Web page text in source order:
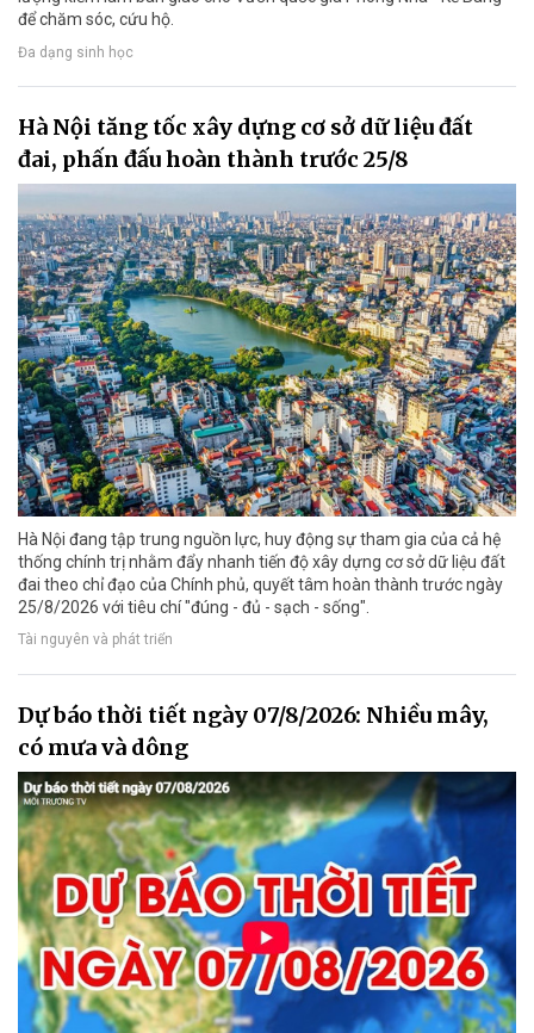
để chăm sóc, cứu hộ.
Đa dạng sinh học
Hà Nội tăng tốc xây dựng cơ sở dữ liệu đất
đai, phấn đấu hoàn thành trước 25/8
Hà Nội đang tập trung nguồn lực, huy động sự tham gia của cả hệ
thống chính trị nhằm đẩy nhanh tiến độ xây dựng cơ sở dữ liệu đất
đai theo chỉ đạo của Chính phủ, quyết tâm hoàn thành trước ngày
25/8/2026 với tiêu chí "đúng - đủ - sạch - sống".
Tài nguyên và phát triển
Dự báo thời tiết ngày 07/8/2026: Nhiều mây,
có mưa và dông